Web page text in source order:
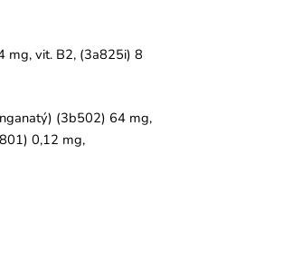
mg, vit. B2, (3a825i) 8
(3b502) 64 mg,
0,12 mg,